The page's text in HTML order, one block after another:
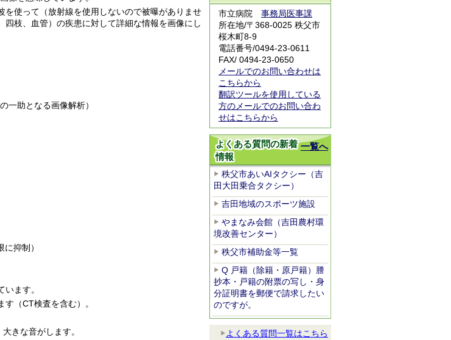
使って（放射線を使用しないので被曝がありませ
枝、血管）の疾患に対して詳細な情報を画像にし
一助となる画像解析）
抑制）
ます。
（CT検査を含む）。
きな音がします。
市立病院 事務局医事課
所在地/〒368-0025 秩父市
桜木町8-9
電話番号/0494-23-0611
FAX/ 0494-23-0650
メールでのお問い合わせは
こちらから
翻訳ツールを使用している
方のメールでのお問い合わ
せはこちらから
一覧へ
よくある質問の新着
情報
秩父市あいAIタクシー（吉
田大田乗合タクシー）
吉田地域のスポーツ施設
やまなみ会館（吉田農村環
境改善センター）
秩父市補助金等一覧
Q 戸籍（除籍・原戸籍）謄
抄本・戸籍の附票の写し・身
分証明書を郵便で請求したい
のですが。
よくある質問一覧はこちら